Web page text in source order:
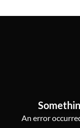
An error